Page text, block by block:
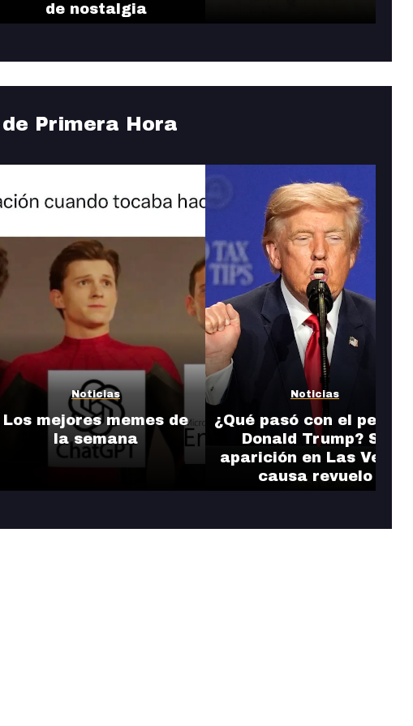
de nostalgia
Primera Hora
Noticias
Los mejores memes de
la semana
Noticias
¿Qué pasó con el pelo de
Donald Trump? Su
aparición en Las Vegas
causa revuelo